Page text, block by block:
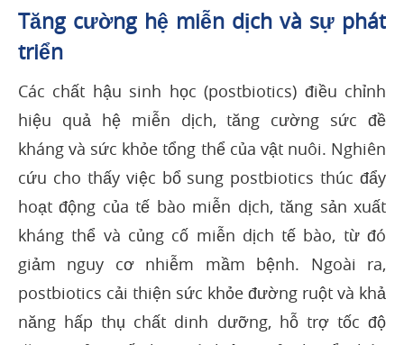
Tăng cường hệ miễn dịch và sự phát
triển
Các chất hậu sinh học (postbiotics) điều chỉnh
hiệu quả hệ miễn dịch, tăng cường sức đề
kháng và sức khỏe tổng thể của vật nuôi. Nghiên
cứu cho thấy việc bổ sung postbiotics thúc đẩy
hoạt động của tế bào miễn dịch, tăng sản xuất
kháng thể và củng cố miễn dịch tế bào, từ đó
giảm nguy cơ nhiễm mầm bệnh. Ngoài ra,
postbiotics cải thiện sức khỏe đường ruột và khả
năng hấp thụ chất dinh dưỡng, hỗ trợ tốc độ